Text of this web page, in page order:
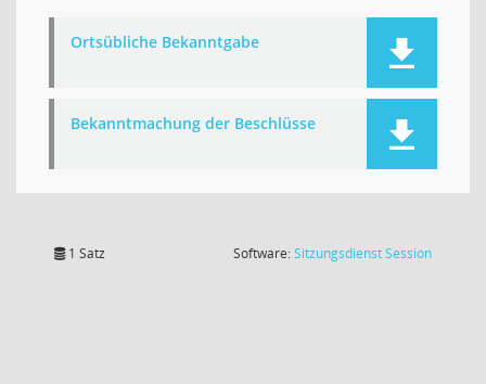
Ortsübliche Bekanntgabe
Bekanntmachung der Beschlüsse
1 Satz Software:SitzungsdienstSession(Wird in